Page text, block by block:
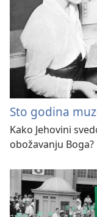
Sto godina
Kako Jehovini
obožavanju Boga?